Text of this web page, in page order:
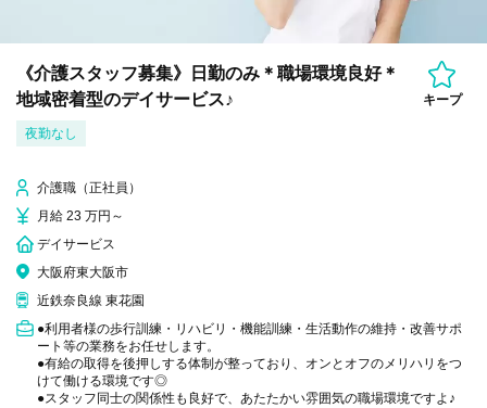
《介護スタッフ募集》日勤のみ＊職場環境良好＊
地域密着型のデイサービス♪
キープ
夜勤なし
介護職（正社員）
月給 23 万円～
デイサービス
大阪府東大阪市
近鉄奈良線 東花園
●利用者様の歩行訓練・リハビリ・機能訓練・生活動作の維持・改善サポ
ート等の業務をお任せします。
●有給の取得を後押しする体制が整っており、オンとオフのメリハリをつ
けて働ける環境です◎
●スタッフ同士の関係性も良好で、あたたかい雰囲気の職場環境ですよ♪